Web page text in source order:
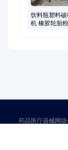
饮料瓶塑料
机 橡胶轮胎
药品医疗器械网